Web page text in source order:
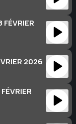
2026